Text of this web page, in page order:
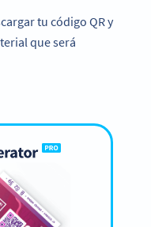
tu código QR y
que será